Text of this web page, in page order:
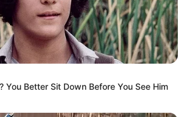
You Better Sit Down Before You See Him